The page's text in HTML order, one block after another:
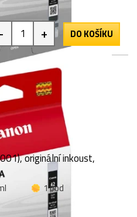
- + DO KOŠÍKU
originální inkoust,
1 bod